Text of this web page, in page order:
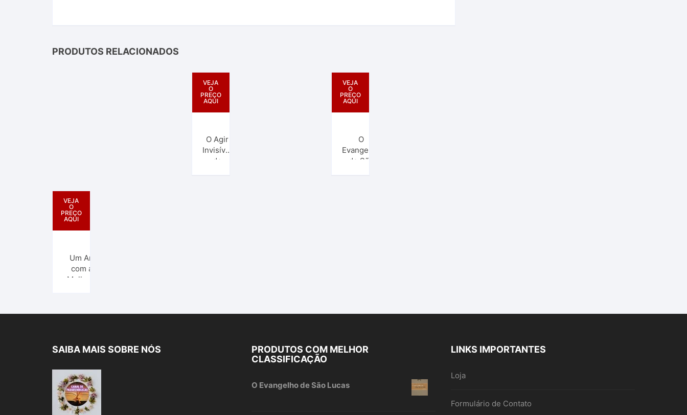
PRODUTOS RELACIONADOS
VEJA
O
PREÇO
AQUI
O Agir
Invisível
de
VEJA
O
PREÇO
AQUI
O
Evangelho
de São
VEJA
O
PREÇO
AQUI
Um Ano
com as
Mulheres
Meditações
SAIBA MAIS SOBRE NÓS
PRODUTOS COM MELHOR
CLASSIFICAÇÃO
O Evangelho de São Lucas
LINKS IMPORTANTES
Loja
Formulário de Contato